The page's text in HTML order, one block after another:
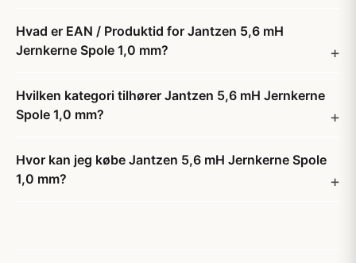
Hvad er EAN / Produktid for Jantzen 5,6 mH
Jernkerne Spole 1,0 mm?
Hvilken kategori tilhører Jantzen 5,6 mH Jernkerne
Spole 1,0 mm?
Hvor kan jeg købe Jantzen 5,6 mH Jernkerne Spole
1,0 mm?